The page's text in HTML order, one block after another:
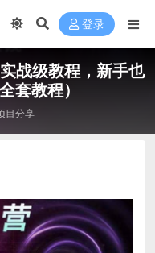
登录
战级教程，新手也
套教程）
目分享